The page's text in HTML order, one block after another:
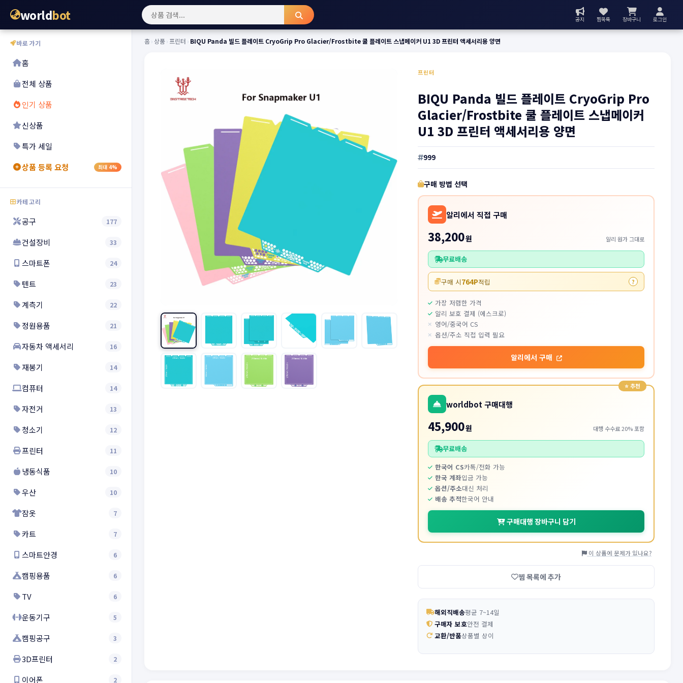
worldbot 공지 찜목록 장바구니 로그인
바로가기
홈
전체 상품
인기 상품
신상품
특가 세일
상품 등록 요청
최대 4%
카테고리
공구 177
건설장비 33
스마트폰 24
텐트 23
계측기 22
정원용품 21
자동차 액세서리 16
재봉기 14
컴퓨터 14
자전거 13
청소기 12
프린터 11
냉동식품 10
우산 10
잠옷 7
카트 7
스마트안경 6
캠핑용품 6
TV 6
운동기구 5
캠핑공구 3
3D프린터 2
이어폰 2
홈›상품› 프린터 › BIQU Panda 빌드 플레이트 CryoGrip Pro Glacier/Frostbite 쿨 플레이트 스냅메이커 U1 3D 프린터 액세서리용 양면
프린터
BIQU Panda 빌드 플레이트 CryoGrip Pro
Glacier/Frostbite 쿨 플레이트 스냅메이커
U1 3D 프린터 액세서리용 양면
999
구매 방법 선택
알리에서 직접 구매
38,200원 알리 원가 그대로
무료배송
구매 시764P적립 ?
가장 저렴한 가격
알리 보호 결제 (에스크로)
영어/중국어 CS
옵션/주소 직접 입력 필요
알리에서 구매
worldbot 구매대행
45,900원 대행 수수료 20% 포함
무료배송
한국어 CS카톡/전화 가능
한국 계좌입금 가능
옵션/주소대신 처리
배송 추적한국어 안내
구매대행 장바구니 담기
이 상품에 문제가 있나요?
찜 목록에 추가
해외직배송평균 7~14일
구매자 보호안전 결제
교환/반품상품별 상이